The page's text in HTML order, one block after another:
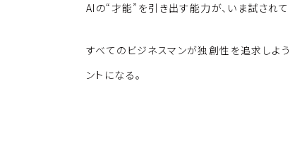
AIの“才能”を引き出す能力が、いま試されて
すべてのビジネスマンが独創性を追求しよ
ントになる。